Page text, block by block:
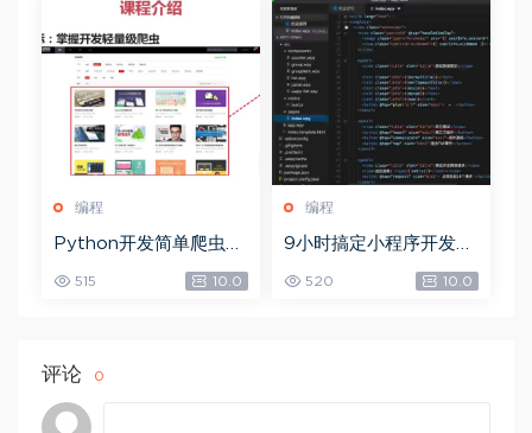
编程
Python开发简单爬虫，
网盘下载(375.94M)
515 10.0
编程
9小时搞定小程序开发，
520 10.0
评论 0